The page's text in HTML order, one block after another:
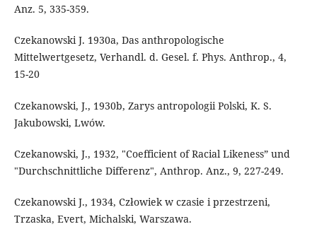
Anz. 5, 335-359.
Czekanowski J. 1930a, Das anthropologische
Mittelwertgesetz, Verhandl. d. Gesel. f. Phys. Anthrop., 4,
15-20
Czekanowski, J., 1930b, Zarys antropologii Polski, K. S.
Jakubowski, Lwów.
Czekanowski, J., 1932, "Coefficient of Racial Likeness” und
"Durchschnittliche Differenz", Anthrop. Anz., 9, 227-249.
Czekanowski J., 1934, Człowiek w czasie i przestrzeni,
Trzaska, Evert, Michalski, Warszawa.